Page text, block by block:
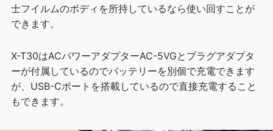
士フイルムのボディを所持しているなら使い回すことが
できます。
X-T30はACパワーアダプターAC-5VGとプラグアダプタ
ーが付属しているのでバッテリーを別個で充電できます
が、USB-Cポートを搭載しているので直接充電すること
もできます。